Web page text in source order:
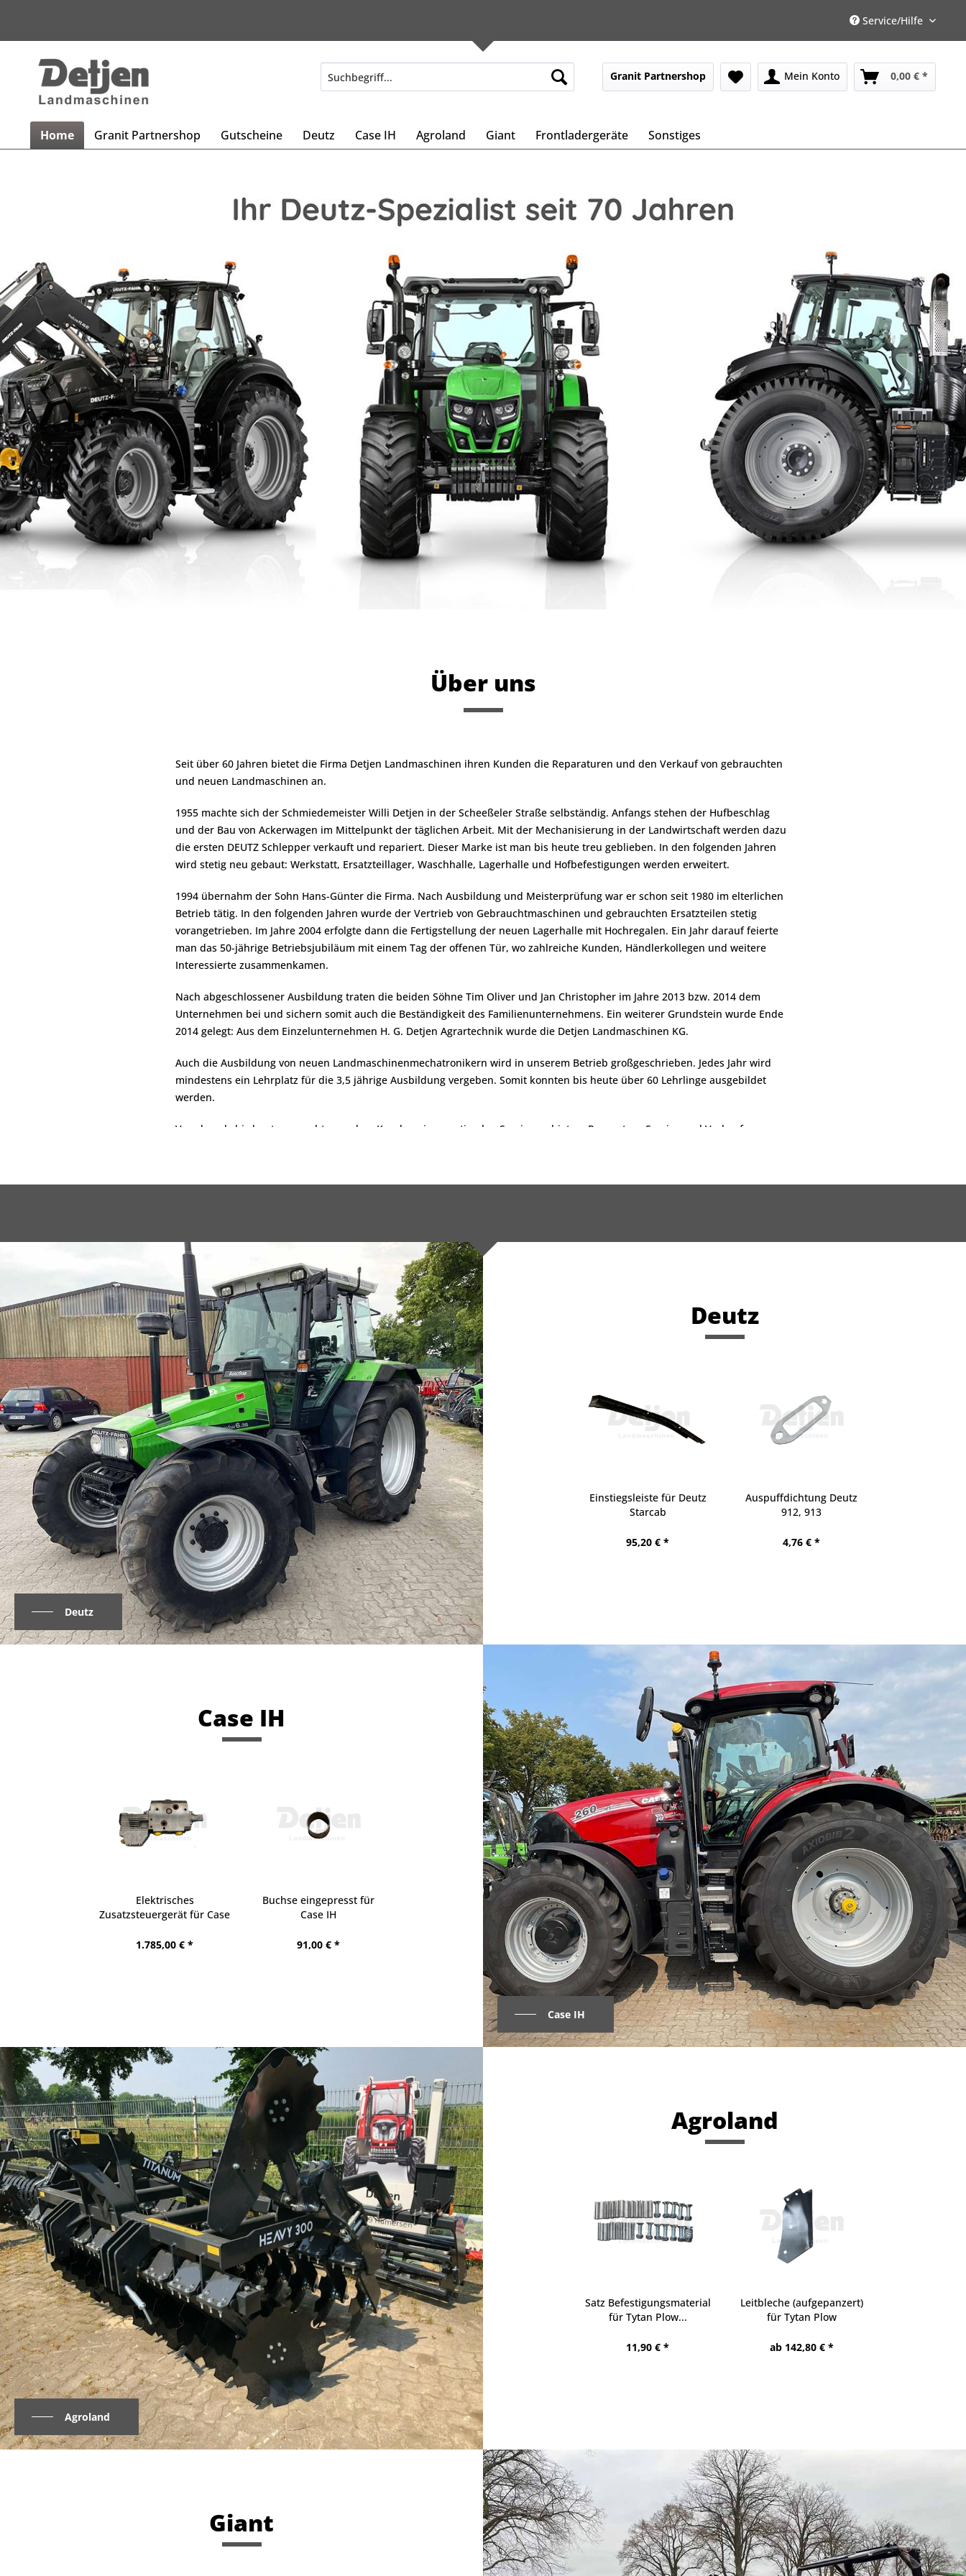
Service/Hilfe
Granit Partnershop Mein Konto 0,00 € *
Home Granit Partnershop Gutscheine Deutz Case IH Agroland Giant Frontladergeräte Sonstiges
Deutz
Case IH
Agroland
Deutz
Einstiegsleiste für Deutz
Starcab
95,20 € *
Auspuffdichtung Deutz
912, 913
4,76 € *
Case IH
Elektrisches
Zusatzsteuergerät für Case
1.785,00 € *
Buchse eingepresst für
Case IH
91,00 € *
Agroland
Satz Befestigungsmaterial
für Tytan Plow...
11,90 € *
Leitbleche (aufgepanzert)
für Tytan Plow
ab 142,80 € *
Über uns
Seit über 60 Jahren bietet die Firma Detjen Landmaschinen ihren Kunden die Reparaturen und den Verkauf von gebrauchten
und neuen Landmaschinen an.
1955 machte sich der Schmiedemeister Willi Detjen in der Scheeßeler Straße selbständig. Anfangs stehen der Hufbeschlag
und der Bau von Ackerwagen im Mittelpunkt der täglichen Arbeit. Mit der Mechanisierung in der Landwirtschaft werden dazu
die ersten DEUTZ Schlepper verkauft und repariert. Dieser Marke ist man bis heute treu geblieben. In den folgenden Jahren
wird stetig neu gebaut: Werkstatt, Ersatzteillager, Waschhalle, Lagerhalle und Hofbefestigungen werden erweitert.
1994 übernahm der Sohn Hans-Günter die Firma. Nach Ausbildung und Meisterprüfung war er schon seit 1980 im elterlichen
Betrieb tätig. In den folgenden Jahren wurde der Vertrieb von Gebrauchtmaschinen und gebrauchten Ersatzteilen stetig
vorangetrieben. Im Jahre 2004 erfolgte dann die Fertigstellung der neuen Lagerhalle mit Hochregalen. Ein Jahr darauf feierte
man das 50-jährige Betriebsjubiläum mit einem Tag der offenen Tür, wo zahlreiche Kunden, Händlerkollegen und weitere
Interessierte zusammenkamen.
Nach abgeschlossener Ausbildung traten die beiden Söhne Tim Oliver und Jan Christopher im Jahre 2013 bzw. 2014 dem
Unternehmen bei und sichern somit auch die Beständigkeit des Familienunternehmens. Ein weiterer Grundstein wurde Ende
2014 gelegt: Aus dem Einzelunternehmen H. G. Detjen Agrartechnik wurde die Detjen Landmaschinen KG.
Auch die Ausbildung von neuen Landmaschinenmechatronikern wird in unserem Betrieb großgeschrieben. Jedes Jahr wird
mindestens ein Lehrplatz für die 3,5 jährige Ausbildung vergeben. Somit konnten bis heute über 60 Lehrlinge ausgebildet
werden.
Von damals bis heute versucht man dem Kunden einen optimalen Service zu bieten: Reparatur , Service und Verkauf von
Giant